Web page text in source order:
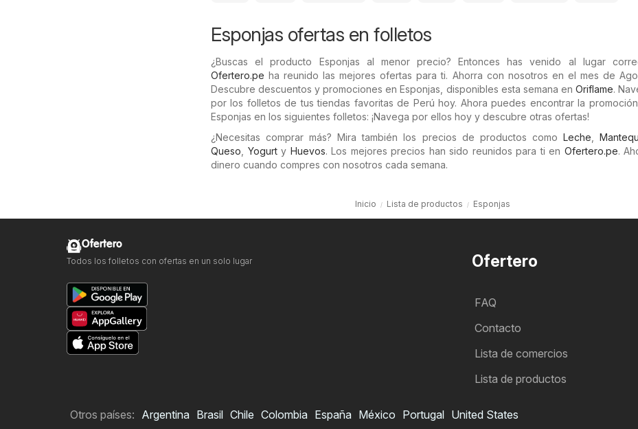
Esponjas ofertas en folletos
¿Buscas el producto Esponjas al menor precio? Entonces has venido al lugar
Ofertero.pe ha reunido las mejores ofertas para ti. Ahorra con nosotros en el mes de
Descubre descuentos y promociones en Esponjas, disponibles esta semana en Oriflame.
por los folletos de tus tiendas favoritas de Perú hoy. Ahora puedes encontrar la
Esponjas en los siguientes folletos: ¡Navega por ellos hoy y descubre otras ofertas!
¿Necesitas comprar más? Mira también los precios de productos como Leche ,
Queso
Yogurty Huevos. Los mejores precios han sido reunidos para ti en Ofertero.pe.
dinero cuando compres con nosotros cada semana.
Inicio Lista de productos Esponjas
Ofertero
FAQ
Contacto
Lista de comercios
Lista de productos
Ofertero
Todos los folletos con ofertas en un solo lugar
Otros países: Argentina Brasil Chile Colombia España México Portugal United States